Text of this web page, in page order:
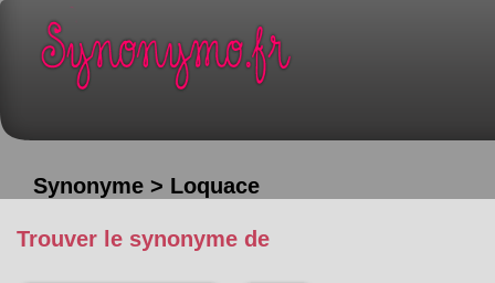
Synonyme > Loquace
Trouver le synonyme de